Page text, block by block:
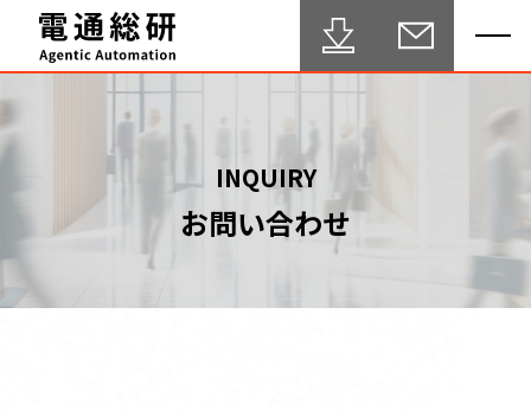
HOME
Agentic Automation 推進サービス
INQUIRY
お問い合わせ